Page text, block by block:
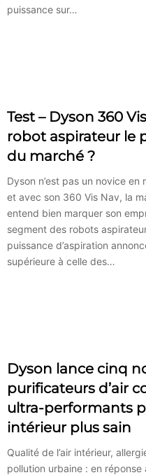
puissance sur…
Test – Dyson 360
robot aspirateur le
du marché ?
Dyson n’est pas un novice en
et avec son 360 Vis Nav, la
entend bien marquer son
segment des robots
puissance d’aspiration
supérieure à celle des…
Dyson lance cinq
purificateurs d’air
ultra-performants
intérieur plus sain
Qualité de l’air intérieur,
pollution urbaine : en